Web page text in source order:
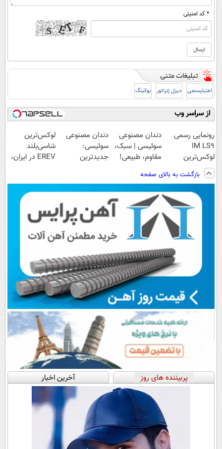
* کد امنیتی
اعتبارسنجی دیزل ژنراتور بوکینگ
از سراسر وب
رونمایی رسمی
IM LS9
لوکس‌ترین
EREV در ایران
دندان مصنوعی
سوئیسی | سبک،
مقاوم، طبیعی!
رایگان+پرداخت
اقساطی😍
دندان مصنوعی
سوئیسی:
جدیدترین
پرداخت قسطی
لوکس‌ترین
شاسی‌بلند
EREV در ایران،
بازگشت به بالای صفحه
پربیننده های روز آخرین اخبار